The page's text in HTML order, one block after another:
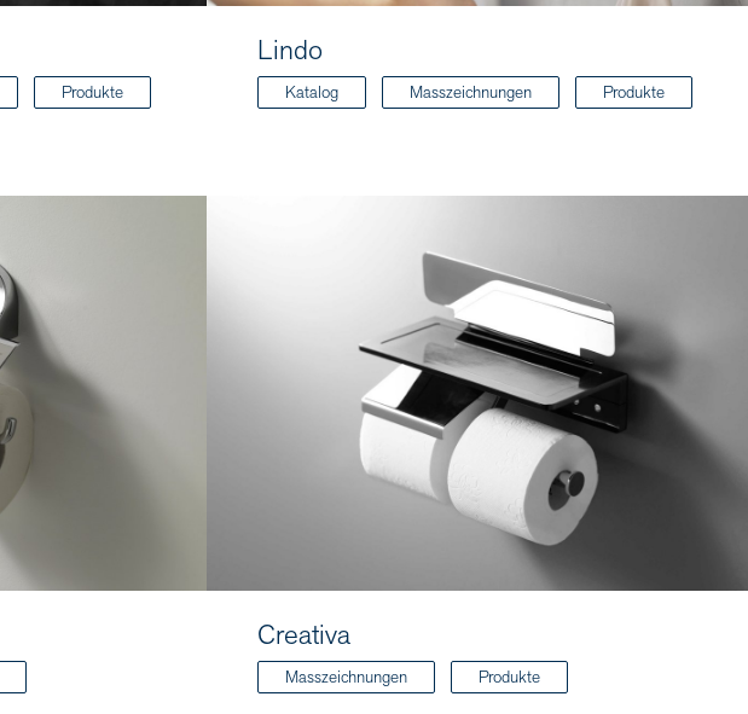
Produkte
Lindo
Katalog Masszeichnungen Produkte
Creativa
Masszeichnungen Produkte